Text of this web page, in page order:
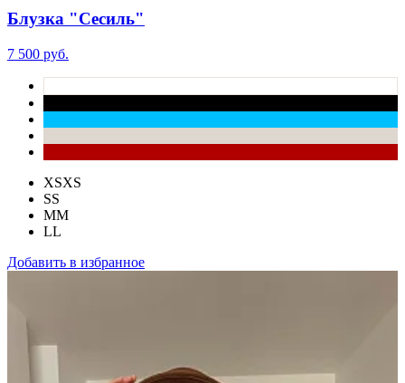
Блузка "Сесиль"
7 500 руб.
XSXS
SS
MM
LL
Добавить в избранное